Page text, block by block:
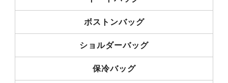
ボストンバッグ
ショルダーバッグ
保冷バッグ